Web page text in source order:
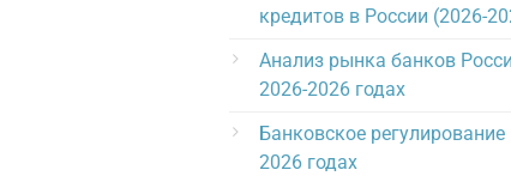
кредитов в России (2026-
Анализ рынка банков
2026-2026 годах
Банковское регулирование
2026 годах